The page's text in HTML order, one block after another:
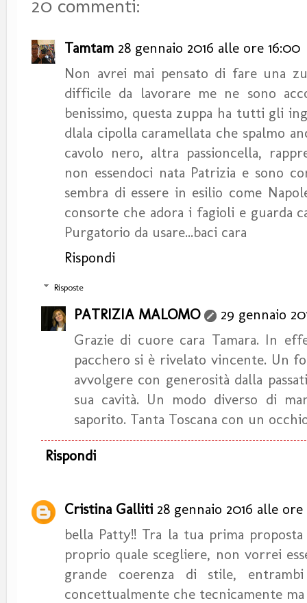
20 commenti:
Tamtam 28 gennaio 2016 alle ore 16:00
Non avrei mai pensato di fare una
difficile da lavorare me ne sono
benissimo, questa zuppa ha tutti gli
dlala cipolla caramellata che spalmo
cavolo nero, altra passioncella,
non essendoci nata Patrizia e sono
sembra di essere in esilio come
consorte che adora i fagioli e guarda
Purgatorio da usare...baci cara
Rispondi
Risposte
PATRIZIA MALOMO
29 gennaio
Grazie di cuore cara Tamara. In
pacchero si è rivelato vincente. Un
avvolgere con generosità dalla
sua cavità. Un modo diverso di
saporito. Tanta Toscana con un
Rispondi
Cristina Galliti 28 gennaio 2016 alle ore
bella Patty!! Tra la tua prima
proprio quale scegliere, non vorrei
grande coerenza di stile,
concettualmente che tecnicamente